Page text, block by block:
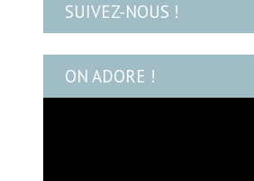
SUIVEZ-NOUS !
ON ADORE !